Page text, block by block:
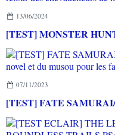
13/06/2024
07/11/2023